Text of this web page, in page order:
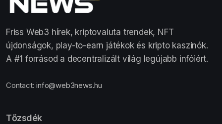
Friss Web3 hírek, kriptovaluta trendek, NFT
újdonságok, play-to-earn játékok és kripto kaszinók.
A #1 forrásod a decentralizált világ legújabb infóiért.
Contact:info@web3news.hu
Tőzsdék